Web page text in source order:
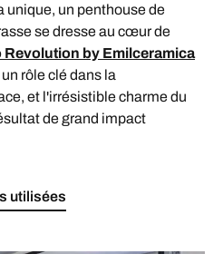
unique, un penthouse de
se dresse au cœur de
Revolution by Emilceramica
rôle clé dans la
et l'irrésistible charme du
de grand impact
utilisées